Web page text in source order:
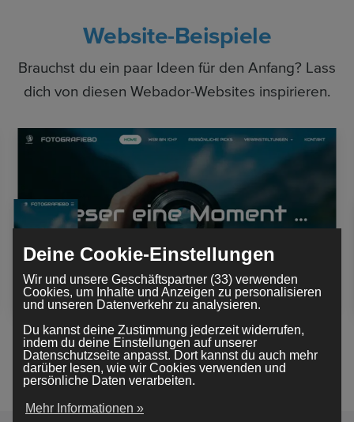
Website-Beispiele
Brauchst du ein paar Ideen für den Anfang? Lass
dich von diesen Webador-Websites inspirieren.
Weitere Beispiele anzeigen
Deine Cookie-Einstellungen
Wir und unsere Geschäftspartner (33) verwenden
Cookies, um Inhalte und Anzeigen zu personalisieren
und unseren Datenverkehr zu analysieren.
Du kannst deine Zustimmung jederzeit widerrufen,
indem du deine Einstellungen auf unserer
Datenschutzseite anpasst. Dort kannst du auch mehr
darüber lesen, wie wir Cookies verwenden und
persönliche Daten verarbeiten.
Mehr Informationen »